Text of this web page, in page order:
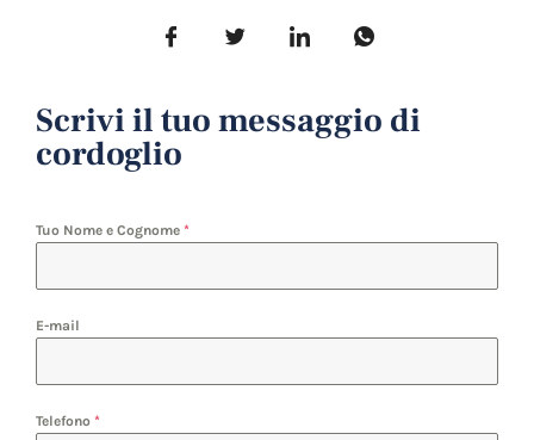
Scrivi il tuo messaggio di
cordoglio
Tuo Nome e Cognome *
E-mail
Telefono *